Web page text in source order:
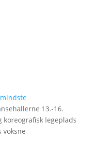
13.-16.
legeplads
voksne